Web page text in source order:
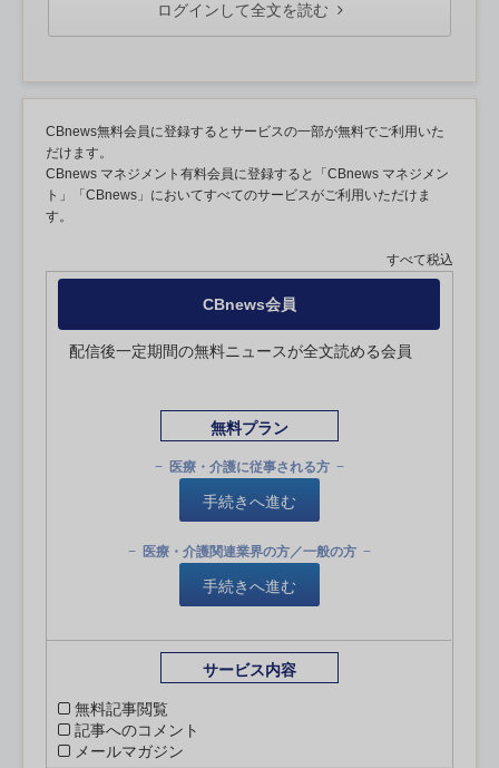
ログインして全文を読む
CBnews無料会員に登録するとサービスの一部が無料でご利用いた
だけます。
CBnews マネジメント有料会員に登録すると「CBnews マネジメン
ト」「CBnews」においてすべてのサービスがご利用いただけま
す。
すべて税込
CBnews会員
配信後一定期間の無料ニュースが全文読める会員
無料プラン
医療・介護に従事される方
手続きへ進む
医療・介護関連業界の方／一般の方
手続きへ進む
サービス内容
無料記事閲覧
記事へのコメント
メールマガジン